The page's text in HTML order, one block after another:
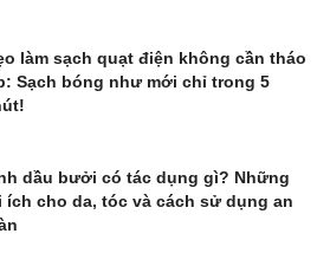
làm sạch quạt điện không cần tháo
Sạch bóng như mới chỉ trong 5
dầu bưởi có tác dụng gì? Những
ích cho da, tóc và cách sử dụng an